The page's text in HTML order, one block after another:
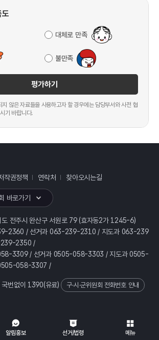
알림홍보 선거/법령 메뉴
대체로 만족
불만족
평가하기
지 않은 자료들을 사용하고자 할 경우에는 담당부서와 사전 협
기 바랍니다.
작권정책 연락처 찾아오시는길
바로가기
도 전주시 완산구 서원로 79 (효자동2가 1245-6)
2360 / 선거과 063-239-2310 / 지도과 063-239
2350 /
3309 / 선거과 0505-058-3303 / 지도과 0505-
058-3307 /
번없이 1390(유료) 구·시·군위원회 전화번호 안내